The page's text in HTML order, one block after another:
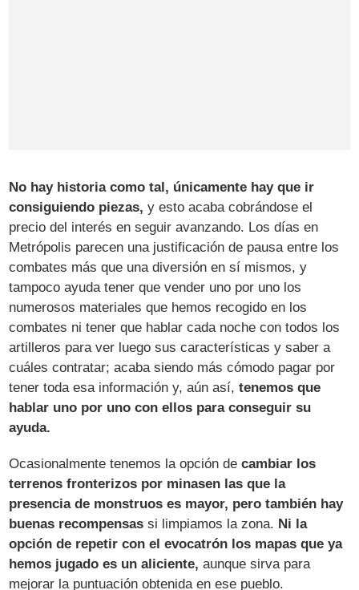
No hay historia como tal, únicamente hay que ir
consiguiendo piezas,y esto acaba cobrándose el
precio del interés en seguir avanzando. Los días en
Metrópolis parecen una justificación de pausa entre los
combates más que una diversión en sí mismos, y
tampoco ayuda tener que vender uno por uno los
numerosos materiales que hemos recogido en los
combates ni tener que hablar cada noche con todos los
artilleros para ver luego sus características y saber a
cuáles contratar; acaba siendo más cómodo pagar por
tener toda esa información y, aún así, tenemos que
hablar uno por uno con ellos para conseguir su
ayuda.
Ocasionalmente tenemos la opción decambiar los
terrenos fronterizos por minasen las que la
presencia de monstruos es mayor, pero también hay
buenas recompensassi limpiamos la zona. Ni la
opción de repetir con el evocatrón los mapas que ya
hemos jugado es un aliciente, aunque sirva para
mejorar la puntuación obtenida en ese pueblo.